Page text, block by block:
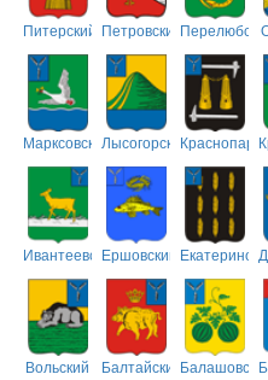
Питерский Петровский
МарксовскийЛысогорский
ИвантеевскийЕршовский
Вольский Балтайский